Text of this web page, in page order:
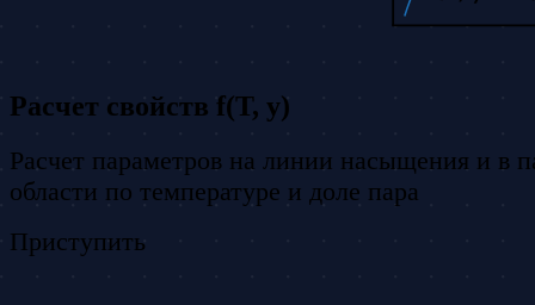
Расчет свойств f(T, y)
Расчет параметров на линии насыщения и в
области по температуре и доле пара
Приступить